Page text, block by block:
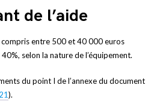
de l’aide
compris entre 500 et 40 000 euros
selon la nature de l’équipement.
du point I de l’annexe du document
).